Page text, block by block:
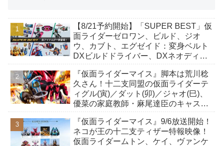
【8/21予約開始】「SUPER BEST」仮
面ライダーゼロワン、ビルド、ジオ
ウ、カブト、エグゼイド：変身ベルト
DXビルドドライバー、DXネオディケ
か12点！
『仮面ライダーマイス』脚本は荒川稔
久さん！十二支同盟の仮面ライダーテ
ィグル(寅)／ダット(卯)／ジャオ(巳)、
優菜の家庭教師・麻尾達臣のキャスト
んも変身！
『仮面ライダーマイス』9/6放送開始！
ネコが王の十二支ティザー特報映像！
仮面ライダームトン、ケイ、ヴァンケ